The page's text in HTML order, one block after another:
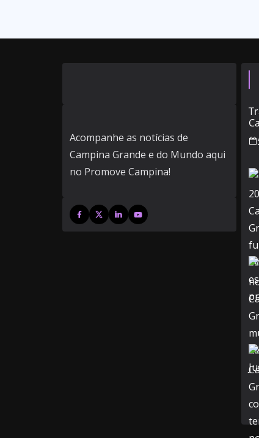
Acompanhe as notícias de
Campina Grande e do Mundo aqui
no Promove Campina!